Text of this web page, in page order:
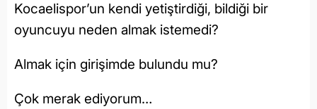
Kocaelispor’un kendi yetiştirdiği, bildiği bir
oyuncuyu neden almak istemedi?
Almak için girişimde bulundu mu?
Çok merak ediyorum…